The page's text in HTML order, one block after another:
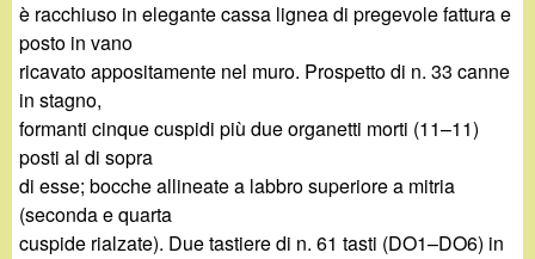
è racchiuso in elegante cassa lignea di pregevole fattura e
posto in vano
ricavato appositamente nel muro. Prospetto di n. 33 canne
in stagno,
formanti cinque cuspidi più due organetti morti (11–11)
posti al di sopra
di esse; bocche allineate a labbro superiore a mitria
(seconda e quarta
cuspide rialzate). Due tastiere di n. 61 tasti (DO1–DO6) in